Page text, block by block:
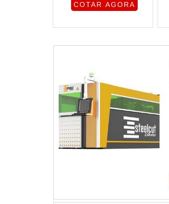
COTAR AGORA